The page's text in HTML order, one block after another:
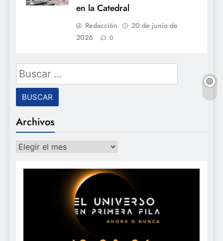
en la Catedral
Redacción
20 de junio de
2026
0
Buscar:
Archivos
Archivos